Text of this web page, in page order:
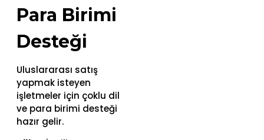
Para Birimi
Desteği
Uluslararası satış
yapmak isteyen
işletmeler için çoklu dil
ve para birimi desteği
hazır gelir.